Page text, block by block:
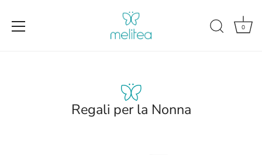
0
Regali per la Nonna